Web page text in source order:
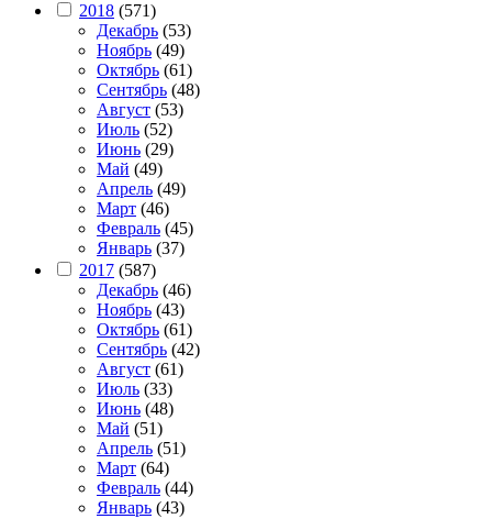
2018 (571)
Декабрь (53)
Ноябрь (49)
Октябрь (61)
Сентябрь (48)
Август (53)
Июль (52)
Июнь (29)
Май (49)
Апрель (49)
Март (46)
Февраль (45)
Январь (37)
2017 (587)
Декабрь (46)
Ноябрь (43)
Октябрь (61)
Сентябрь (42)
Август (61)
Июль (33)
Июнь (48)
Май (51)
Апрель (51)
Март (64)
Февраль (44)
Январь (43)